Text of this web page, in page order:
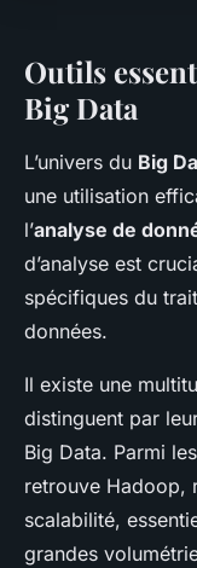
Outils
Big Data
L’univers du Big
une utilisation
l’analyse de
d’analyse est
spécifiques du
données.
Il existe une
distinguent par
Big Data. Parmi
retrouve Hadoop,
scalabilité,
grandes